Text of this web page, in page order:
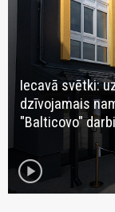
Iecavā svētki:
dzīvojamais
"Balticovo"
play_circle